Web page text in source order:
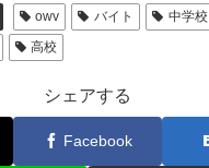
owv バイト 中学校
高校
シェアする
Facebook